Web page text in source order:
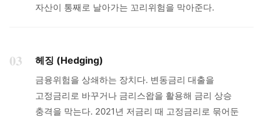
자산이 통째로 날아가는 꼬리위험을 막아준다.
03 헤징 (Hedging)
금융위험을 상쇄하는 장치다. 변동금리 대출을
고정금리로 바꾸거나 금리스왑을 활용해 금리 상승
충격을 막는다. 2021년 저금리 때 고정금리로 묶어둔